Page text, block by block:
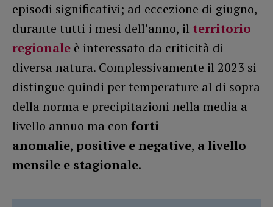
episodi significativi; ad eccezione di giugno,
durante tutti i mesi dell’anno, il territorio
regionale è interessato da criticità di
diversa natura. Complessivamente il 2023 si
distingue quindi per temperature al di sopra
della norma e precipitazioni nella media a
livello annuo ma conforti
anomalie, positive e negative, a livello
mensile e stagionale.